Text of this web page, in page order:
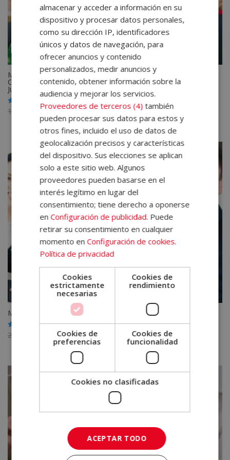
Máster de Ocio y Tiempo Libre Infantil y Juvenil + Máster en
Coordinador/Director Monitores + Máster Coaching Infantil y
Juvenil – Triple Titulación –
Valorado
con
1.580,00
El
precio
original
era:
1.580,00€.
395,00€El
precio
actual
es:
395,00€.
Máster en Inteligencia Emocional
Valorado
con
2.380,00
precio
era:
2.380,00€.
595,00€El
precio
actual
es:
595,00€.
almacenar y acceder a información en su
dispositivo y procesar datos personales,
como su dirección IP, identificadores
únicos y datos de navegación, para
ofrecer anuncios y contenido
personalizados, medir anuncios y
contenido, obtener información sobre la
audiencia y mejorar los servicios.
Proveedores de terceros (4) también
pueden procesar sus datos para estos y
otros fines, incluido el uso de datos de
geolocalización precisos y características
del dispositivo. Sus elecciones se aplican
solo a este sitio web. Algunos
proveedores pueden basarse en el
interés legítimo en lugar del
consentimiento; tiene derecho a oponerse
enConfiguración de publicidad. Puede
retirar su consentimiento en cualquier
momento enConfiguración de cookies.
Política de privacidad
Cookies
estrictamente
necesarias
Cookies de
rendimiento
Cookies de
preferencias
Cookies de
funcionalidad
Cookies no clasificadas
ACEPTAR TODO